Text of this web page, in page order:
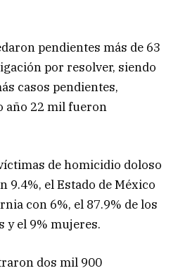
pendientes más de 63
por resolver, siendo
casos pendientes,
año 22 mil fueron
de homicidio doloso
9.4%, el Estado de México
con 6%, el 87.9% de los
y el 9% mujeres.
dos mil 900